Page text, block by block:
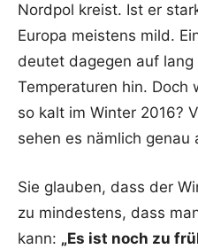
Nordpol kreist. Ist er
Europa meistens mild.
deutet dagegen auf
Temperaturen hin. Doch
so kalt im Winter 2016?
sehen es nämlich genau
Sie glauben, dass der
zu mindestens, dass
kann: „Es ist noch zu